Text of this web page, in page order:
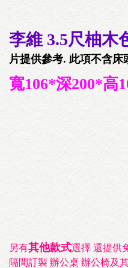
李維 3.5尺柚木
片提供參考. 此項不含
寬106*深200*高
另有其他款式選擇 還提供
隔間訂製 辦公桌 辦公椅及